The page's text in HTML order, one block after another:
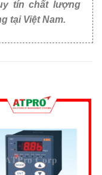
tín chất lượng
tại Việt Nam.